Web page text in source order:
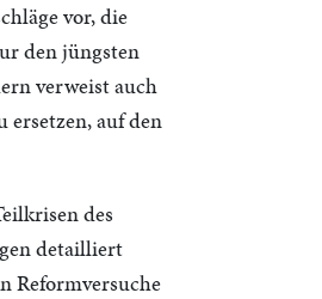
vor, die
den jüngsten
verweist auch
auf den
des
detailliert
Reformversuche